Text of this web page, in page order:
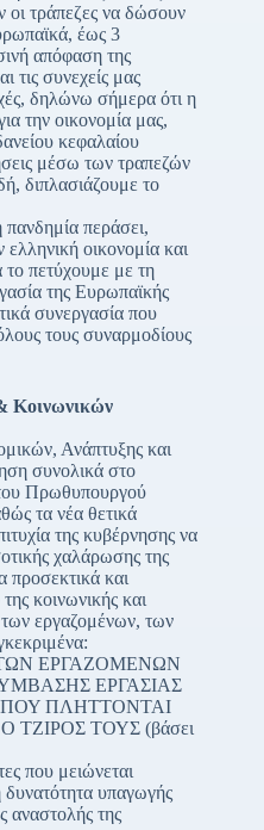
οι τράπεζες να δώσουν
έως 3
απόφαση της
τις συνεχείς μας
δηλώνω σήμερα ότι η
την οικονομία μας,
κεφαλαίου
μέσω των τραπεζών
διπλασιάζουμε το
πανδημία περάσει,
οικονομία και
το πετύχουμε με τη
της Ευρωπαϊκής
συνεργασία που
τους συναρμοδίους
Κοινωνικών
Ανάπτυξης και
συνολικά στο
Πρωθυπουργού
τα νέα θετικά
της κυβέρνησης να
χαλάρωσης της
προσεκτικά και
κοινωνικής και
εργαζομένων, των
ΕΡΓΑΖΟΜΕΝΩΝ
ΕΡΓΑΣΙΑΣ
ΠΛΗΤΤΟΝΤΑΙ
ΤΟΥΣ (βάσει
που μειώνεται
δυνατότητα υπαγωγής
αναστολής της